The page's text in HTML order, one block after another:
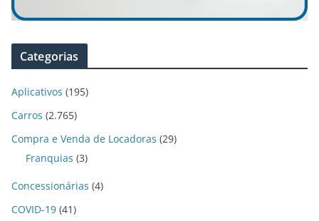
Categorias
Aplicativos (195)
Carros (2.765)
Compra e Venda de Locadoras (29)
Franquias (3)
Concessionárias (4)
COVID-19 (41)